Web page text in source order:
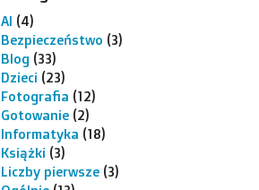
AI (4)
Bezpieczeństwo (3)
Blog (33)
Dzieci (23)
Fotografia (12)
Gotowanie (2)
Informatyka (18)
Książki (3)
Liczby pierwsze (3)